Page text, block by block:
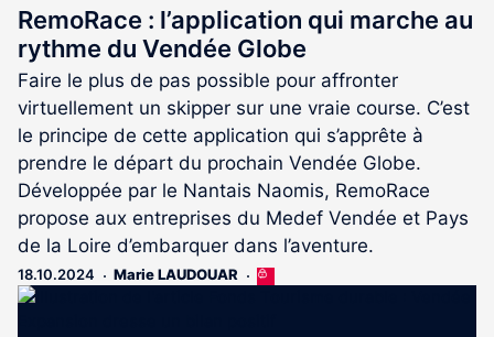
RemoRace : l’application qui marche au
rythme du Vendée Globe
Faire le plus de pas possible pour affronter
virtuellement un skipper sur une vraie course. C’est
le principe de cette application qui s’apprête à
prendre le départ du prochain Vendée Globe.
Développée par le Nantais Naomis, RemoRace
propose aux entreprises du Medef Vendée et Pays
de la Loire d’embarquer dans l’aventure.
18.10.2024 Marie LAUDOUAR
Cet